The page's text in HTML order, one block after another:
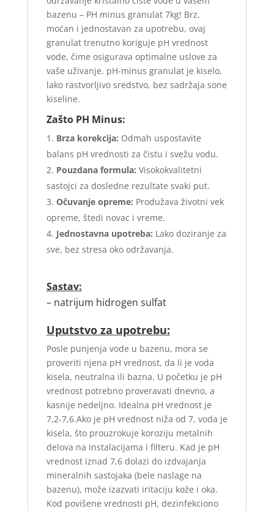
bazenu – PH minus granulat 7kg! Brz,
moćan i jednostavan za upotrebu, ovaj
granulat trenutno koriguje pH vrednost
vode, čime osigurava optimalne uslove za
vaše uživanje. pH-minus granulat je kiselo,
lako rastvorljivo sredstvo, bez sadržaja sone
kiseline.
Zašto PH Minus:
Brza korekcija: Odmah uspostavite
balans pH vrednosti za čistu i svežu vodu.
Pouzdana formula: Visokokvalitetni
sastojci za dosledne rezultate svaki put.
Očuvanje opreme: Produžava životni vek
opreme, štedi novac i vreme.
Jednostavna upotreba: Lako doziranje za
sve, bez stresa oko održavanja.
Sastav:
– natrijum hidrogen sulfat
Uputstvo za upotrebu:
Posle punjenja vode u bazenu, mora se
proveriti njena pH vrednost, da li je voda
kisela, neutralna ili bazna. U početku je pH
vrednost potrebno proveravati dnevno, a
kasnije nedeljno. Idealna pH vrednost je
7,2-7,6.Ako je pH vrednost niža od 7, voda je
kisela, što prouzrokuje koroziju metalnih
delova na instalacijama i filteru. Kad je pH
vrednost iznad 7,6 dolazi do izdvajanja
mineralnih sastojaka (bele naslage na
bazenu), može izazvati iritaciju kože i oka.
Kod povišene vrednosti pH, dezinfekciono